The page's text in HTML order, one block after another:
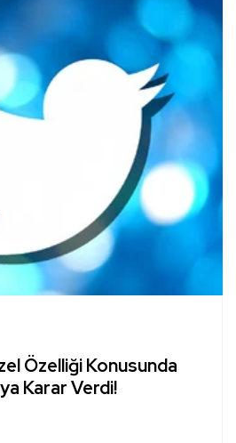
Özelliği Konusunda
Karar Verdi!